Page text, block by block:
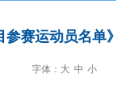
赛运动员名单
字体： 大 中 小